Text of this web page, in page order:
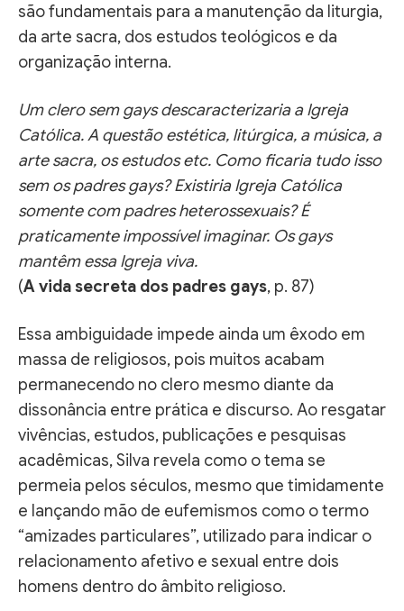
são fundamentais para a manutenção da liturgia,
da arte sacra, dos estudos teológicos e da
organização interna.
Um clero sem gays descaracterizaria a Igreja
Católica. A questão estética, litúrgica, a música, a
arte sacra, os estudos etc. Como ficaria tudo isso
sem os padres gays? Existiria Igreja Católica
somente com padres heterossexuais? É
praticamente impossível imaginar. Os gays
mantêm essa Igreja viva.
(A vida secreta dos padres gays, p. 87)
Essa ambiguidade impede ainda um êxodo em
massa de religiosos, pois muitos acabam
permanecendo no clero mesmo diante da
dissonância entre prática e discurso. Ao resgatar
vivências, estudos, publicações e pesquisas
acadêmicas, Silva revela como o tema se
permeia pelos séculos, mesmo que timidamente
e lançando mão de eufemismos como o termo
“amizades particulares”, utilizado para indicar o
relacionamento afetivo e sexual entre dois
homens dentro do âmbito religioso.